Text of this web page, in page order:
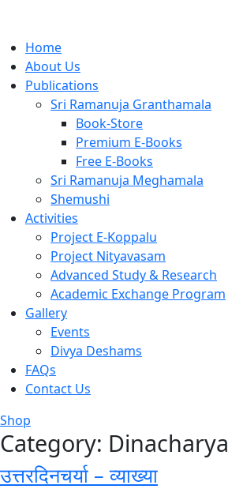
Home
About Us
Publications
Sri Ramanuja Granthamala
Book-Store
Premium E-Books
Free E-Books
Sri Ramanuja Meghamala
Shemushi
Activities
Project E-Koppalu
Project Nityavasam
Advanced Study & Research
Academic Exchange Program
Gallery
Events
Divya Deshams
FAQs
Contact Us
Shop
Category: Dinacharya
उत्तरदिनचर्या – व्याख्या